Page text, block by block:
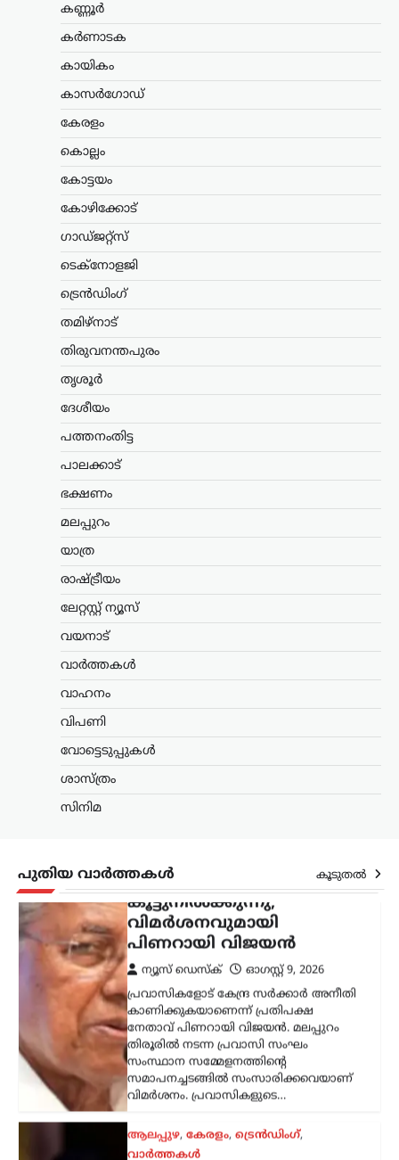
കണ്ണൂർ
കർണാടക
കായികം
കാസർഗോഡ്
കേരളം
കൊല്ലം
കോട്ടയം
കോഴിക്കോട്
ഗാഡ്ജറ്റ്സ്
ടെക്നോളജി
ട്രെൻഡിംഗ്
തമിഴ്നാട്
തിരുവനന്തപുരം
തൃശൂർ
ദേശീയം
പത്തനംതിട്ട
പാലക്കാട്
ഭക്ഷണം
മലപ്പുറം
യാത്ര
രാഷ്ട്രീയം
ലേറ്റസ്റ്റ് ന്യൂസ്
വയനാട്
വാർത്തകൾ
വാഹനം
വിപണി
വോട്ടെടുപ്പുകൾ
ശാസ്ത്രം
സിനിമ
പുതിയ വാർത്തകൾ കൂടുതൽ
പ്രതിഷേധക്കാർക്കെതിരായ
വിവാദ പരാമർശം; ടി.ജി.
കസ്റ്റഡിയിൽ
ഡൽഹിയിലെ ജന്തർ മന്തറിൽ സമരം
ടി.ജി. മോഹൻദാസിനെ പൊലീസ്
കസ്റ്റഡിയിലെടുത്തു. മട്ടാഞ്ചേരി
ചെറളായിയിലെ വസതിയിലെത്തിയാണ്
തിരുവനന്തപുരം സൈബർ പൊലീസ്…
അന്താരാഷ്ട്രം,ട്രെൻഡിംഗ്,
ഇറാൻ, അഫ്ഗാനിസ്ഥാൻ,
പാകിസ്ഥാൻ വഴി ഇന്ത്യ;
ഇന്ത്യൻ മഹാസമുദ്രത്തിലേക്കും
വികസിപ്പിക്കാനുള്ള സാധ്യത റഷ്യ
ഉപപ്രധാനമന്ത്രി മറാട്ട് ഖുസ്നുലിൻ.
കേരളം,ട്രെൻഡിംഗ്,തിരുവനന്തപുരം,
രാഷ്ട്രീയം
കൊള്ളയ്ക്ക് കേന്ദ്രം
കൂട്ടുനിൽക്കുന്നു;
ന്യൂസ് ഡെസ്ക്
വിമർശനം. പ്രവാസികളുടെ…
ആലപ്പുഴ ട്രെൻഡിംഗ്
വാർത്തകൾ
ബിജെപിക്ക് സുഖിക്കുന്ന
വര്‍ത്തമാനം പറയരുത്;
ശശി തരൂരിനോട് കെ.സി
വേണുഗോപാൽ
ന്യൂസ് ഡെസ്ക്
ഓഗസ്റ്റ്‌ 9, 2026
കോൺഗ്രസ് എംപി ശശി തരൂരിനെതിരെ
രൂക്ഷ വിമർശനവുമായി എഐസിസി
ജനറൽ സെക്രട്ടറി കെ.സി.
ഗാന്ധിക്കെതിരായ പരാമർശങ്ങൾ
ബിജെപിക്ക് ഗുണം ചെയ്യുന്ന